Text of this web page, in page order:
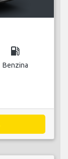
local_gas_station
Benzina